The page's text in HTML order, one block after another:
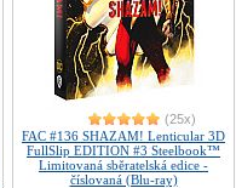
(25x)
FAC #136 SHAZAM! Lenticular 3D
FullSlip EDITION #3 Steelbook™
Limitovaná sběratelská edice -
číslovaná (Blu-ray)